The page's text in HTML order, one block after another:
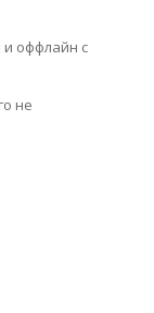
оффлайн с
не